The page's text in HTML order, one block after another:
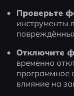
Проверьте
инструменты
Отключите
временно
программное
влияние на